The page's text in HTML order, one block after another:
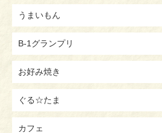
うまいもん
B-1グランプリ
お好み焼き
ぐる☆たま
カフェ